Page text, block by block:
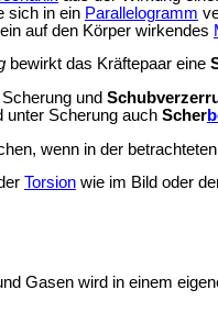
sich in ein Parallelogramm
auf den Körper wirkendes
bewirkt das Kräftepaar eine
und
unter Scherung auch Scher
wenn in der
Torsionwie im Bild oder
Gasen wird in einem